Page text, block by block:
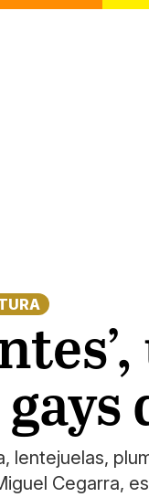
lentejuelas,
Cegarra,